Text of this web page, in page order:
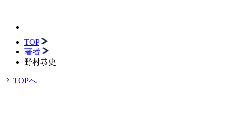
TOP
著者
野村恭史
TOPへ